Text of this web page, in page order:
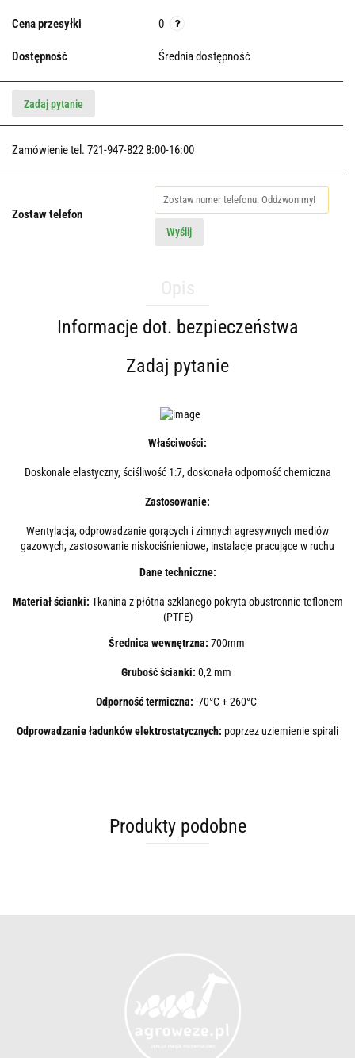
Cena przesyłki 0
Dostępność Średnia dostępność
Zadaj pytanie
Zamówienie tel. 721-947-822 8:00-16:00
Zostaw telefon
Wyślij
Informacje dot. bezpieczeństwa
Zadaj pytanie
Właściwości:
Doskonale elastyczny, ściśliwość 1:7, doskonała odporność chemiczna
Zastosowanie:
Wentylacja, odprowadzanie gorących i zimnych agresywnych mediów
gazowych, zastosowanie niskociśnieniowe, instalacje pracujące w ruchu
Dane techniczne:
Materiał ścianki: Tkanina z płótna szklanego pokryta obustronnie teflonem
(PTFE)
Średnica wewnętrzna: 700mm
Grubość ścianki: 0,2 mm
Odporność termiczna: -70°C + 260°C
Odprowadzanie ładunków elektrostatycznych: poprzez uziemienie spirali
Produkty podobne